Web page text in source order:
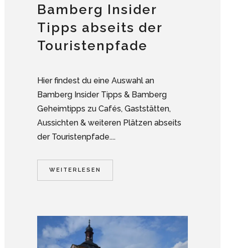
Bamberg Insider
Tipps abseits der
Touristenpfade
Hier findest du eine Auswahl an
Bamberg Insider Tipps & Bamberg
Geheimtipps zu Cafés, Gaststätten,
Aussichten & weiteren Plätzen abseits
der Touristenpfade....
WEITERLESEN